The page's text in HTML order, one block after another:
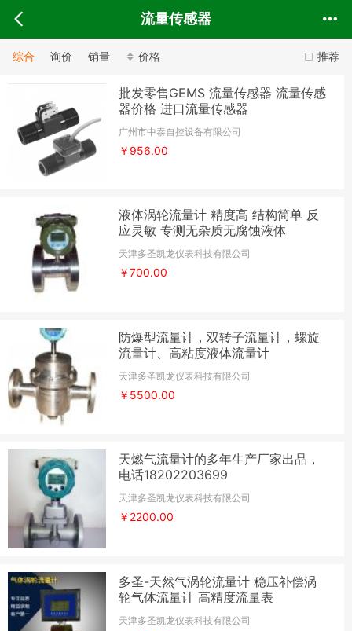
流量传感器
推荐
综合 询价 销量 价格
批发零售GEMS 流量传感器 流量传感
器价格 进口流量传感器
广州市中泰自控设备有限公司
￥956.00
液体涡轮流量计 精度高 结构简单 反
应灵敏 专测无杂质无腐蚀液体
天津多圣凯龙仪表科技有限公司
￥700.00
防爆型流量计，双转子流量计，螺旋
流量计、高粘度液体流量计
天津多圣凯龙仪表科技有限公司
￥5500.00
天燃气流量计的多年生产厂家出品，
电话18202203699
天津多圣凯龙仪表科技有限公司
￥2200.00
多圣-天然气涡轮流量计 稳压补偿涡
轮气体流量计 高精度流量表
天津多圣凯龙仪表科技有限公司